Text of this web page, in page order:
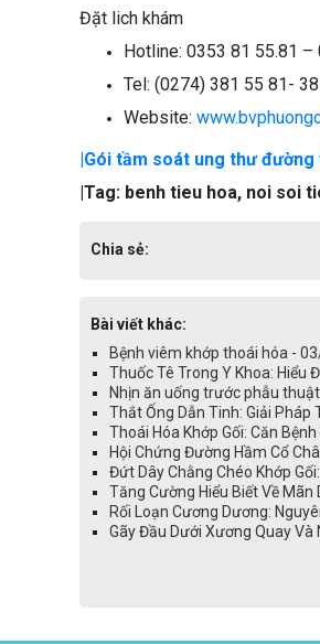
Đặt lich khám
Hotline: 0353 81 55.81 –
Tel: (0274) 381 55 81-
Website:
|Gói tầm soát ung thư đường
|Tag: benh tieu hoa, noi soi
Chia sẻ:
Bài viết khác:
Bệnh viêm khớp thoái hóa -
Thuốc Tê Trong Y Khoa: Hiểu
Nhịn ăn uống trước phẫu
Thắt Ống Dẫn Tinh: Giải Pháp
Thoái Hóa Khớp Gối: Căn
Hội Chứng Đường Hầm Cổ
Đứt Dây Chằng Chéo Khớp
Tăng Cường Hiểu Biết Về
Rối Loạn Cương Dương:
Gãy Đầu Dưới Xương Quay